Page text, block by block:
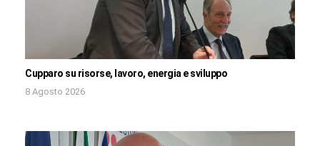
Cupparo su risorse, lavoro, energia e sviluppo
8 Agosto 2026